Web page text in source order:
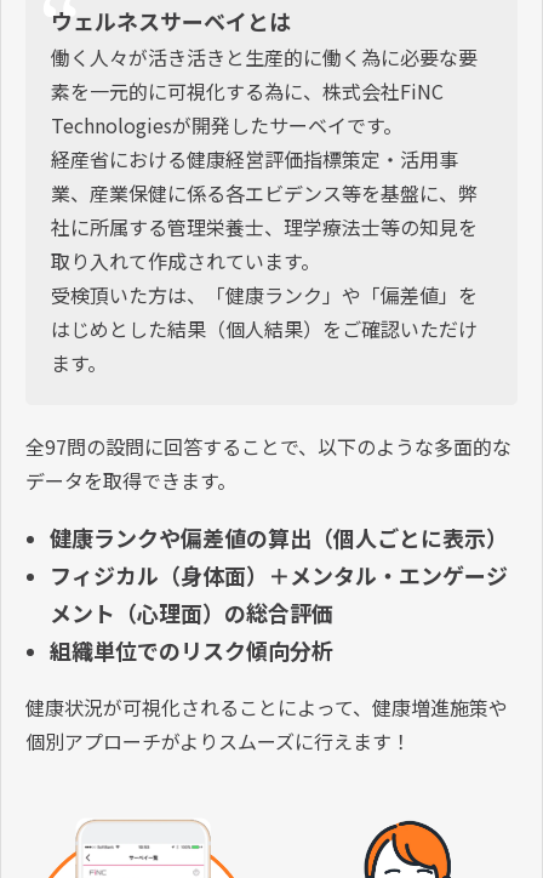
ウェルネスサーベイとは
働く人々が活き活きと生産的に働く為に必要な要
素を一元的に可視化する為に、株式会社FiNC
Technologiesが開発したサーベイです。
経産省における健康経営評価指標策定・活用事
業、産業保健に係る各エビデンス等を基盤に、弊
社に所属する管理栄養士、理学療法士等の知見を
取り入れて作成されています。
受検頂いた方は、「健康ランク」や「偏差値」を
はじめとした結果（個人結果）をご確認いただけ
ます。
全97問の設問に回答することで、以下のような多面的な
データを取得できます。
健康ランクや偏差値の算出（個人ごとに表示）
フィジカル（身体面）＋メンタル・エンゲージ
メント（心理面）の総合評価
組織単位でのリスク傾向分析
健康状況が可視化されることによって、健康増進施策や
個別アプローチがよりスムーズに行えます！